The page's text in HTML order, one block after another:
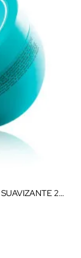
MOROCCANOIL MASCARILLA SUAVIZANTE 250ML